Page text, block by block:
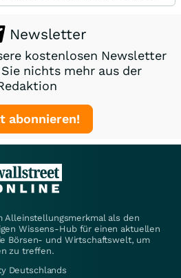
Newsletter
kostenlosen Newsletter
nichts mehr aus der
abonnieren!
Alleinstellungsmerkmal als den
Wissens-Hub für einen aktuellen
Börsen- und Wirtschaftswelt, um
zu treffen.
Deutschlands